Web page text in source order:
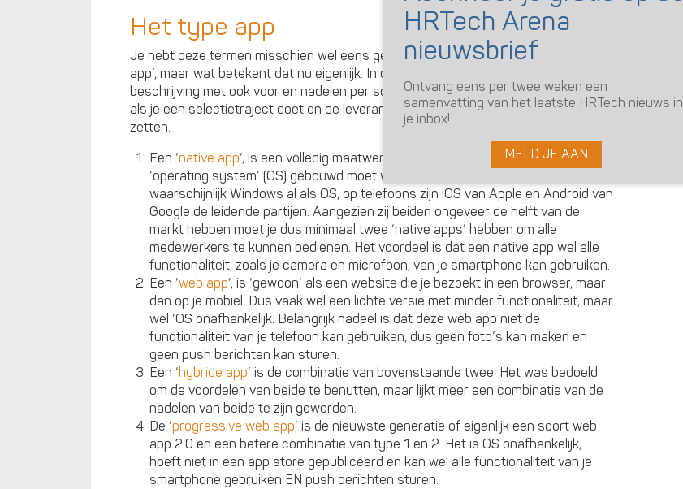
Het type app
Je hebt deze termen misschien wel eens gehoord, een ‘native app’ en een ‘hybride
app’, maar wat betekent dat nu eigenlijk. In onze kennisbank vind je de uitgebreide
beschrijving met ook voor en nadelen per soort app. Dat is handig om te checken
als je een selectietraject doet en de leverancier met een van deze types aan komt
zetten.
Een ‘native app‘, is een volledig maatwerk stuk software, dat ook nog eens per
‘operating system’ (OS) gebouwd moet worden. Op je desktop heb je
waarschijnlijk Windows al als OS, op telefoons zijn iOS van Apple en Android van
Google de leidende partijen. Aangezien zij beiden ongeveer de helft van de
markt hebben moet je dus minimaal twee ‘native apps’ hebben om alle
medewerkers te kunnen bedienen. Het voordeel is dat een native app wel alle
functionaliteit, zoals je camera en microfoon, van je smartphone kan gebruiken.
Een ‘web app‘, is ‘gewoon’ als een website die je bezoekt in een browser, maar
dan op je mobiel. Dus vaak wel een lichte versie met minder functionaliteit, maar
wel ‘OS onafhankelijk. Belangrijk nadeel is dat deze web app niet de
functionaliteit van je telefoon kan gebruiken, dus geen foto’s kan maken en
geen push berichten kan sturen.
Een ‘hybride app‘ is de combinatie van bovenstaande twee. Het was bedoeld
om de voordelen van beide te benutten, maar lijkt meer een combinatie van de
nadelen van beide te zijn geworden.
De ‘progressive web app‘ is de nieuwste generatie of eigenlijk een soort web
app 2.0 en een betere combinatie van type 1 en 2. Het is OS onafhankelijk,
hoeft niet in een app store gepubliceerd en kan wel alle functionaliteit van je
smartphone gebruiken EN push berichten sturen.
Ontvang eens per twee weken een
samenvatting van het laatste HRTech nieuws in
je inbox!
MELD JE AAN